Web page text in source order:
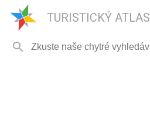
TURISTICKÝ ATLAS
